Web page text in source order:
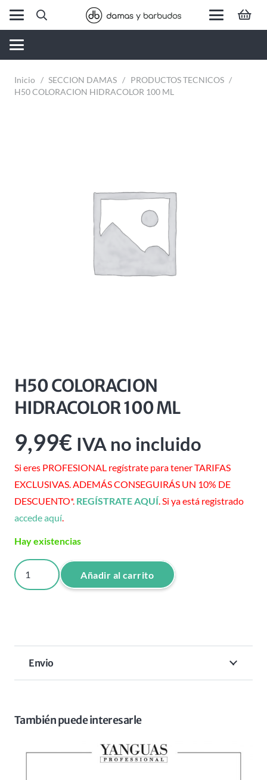
Inicio / SECCION DAMAS / PRODUCTOS TECNICOS /
H50 COLORACION HIDRACOLOR 100 ML
H50 COLORACION
HIDRACOLOR 100 ML
9,99€ IVA no incluido
Si eres PROFESIONAL regístrate para tener TARIFAS
EXCLUSIVAS. ADEMÁS CONSEGUIRÁS UN 10% DE
DESCUENTO*. REGÍSTRATE AQUÍ. Si ya está registrado
accede aquí.
Hay existencias
H50
COLORACION
Añadir al carrito
Envio
También puede interesarle